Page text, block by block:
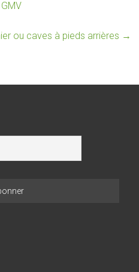
ou caves à pieds arrières →